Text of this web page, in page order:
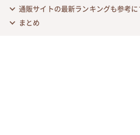
通販サイトの最新ランキングも参考に
まとめ